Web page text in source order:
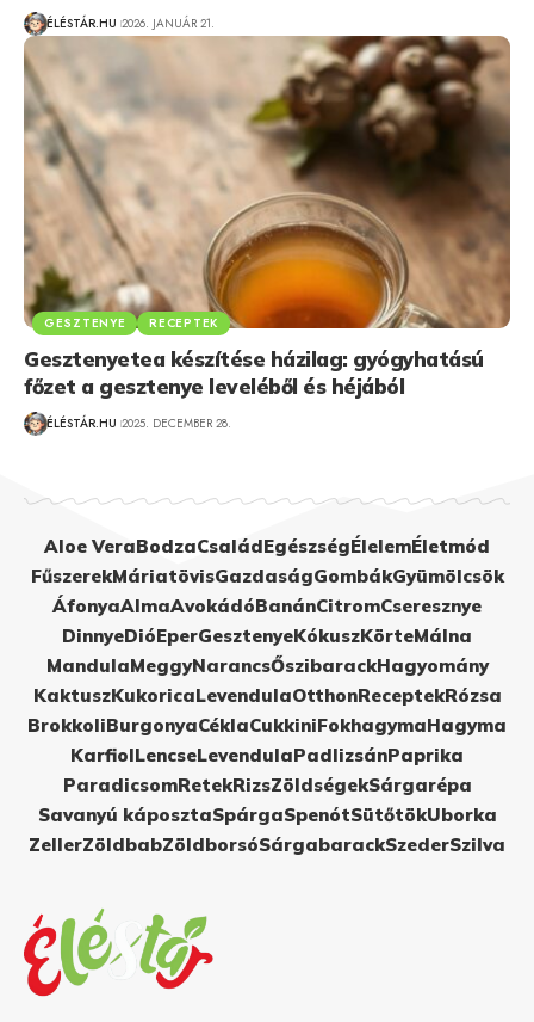
ÉLÉSTÁR.HU 2026. JANUÁR 21.
GESZTENYE RECEPTEK
Gesztenyetea készítése házilag: gyógyhatású
főzet a gesztenye leveléből és héjából
ÉLÉSTÁR.HU 2025. DECEMBER 28.
Aloe VeraBodzaCsaládEgészségÉlelemÉletmód
FűszerekMáriatövisGazdaságGombákGyümölcsök
ÁfonyaAlmaAvokádóBanánCitromCseresznye
DinnyeDióEperGesztenyeKókuszKörteMálna
MandulaMeggyNarancsŐszibarackHagyomány
KaktuszKukoricaLevendulaOtthonReceptekRózsa
BrokkoliBurgonyaCéklaCukkiniFokhagymaHagyma
KarfiolLencseLevendulaPadlizsánPaprika
ParadicsomRetekRizsZöldségekSárgarépa
Savanyú káposztaSpárgaSpenótSütőtökUborka
ZellerZöldbabZöldborsóSárgabarackSzederSzilva